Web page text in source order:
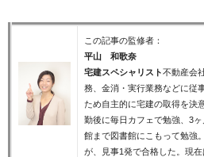
この記事の監修者：
平山 和歌奈
宅建スペシャリスト不動産会
務、金消・実行業務などに従
ため自主的に宅建の取得を決
勤後に毎日カフェで勉強、3
館まで図書館にこもって勉強
が、見事1発で合格した。現在